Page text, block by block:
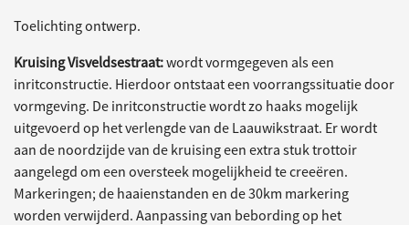
Toelichting ontwerp.
Kruising Visveldsestraat:wordt vormgegeven als een
inritconstructie. Hierdoor ontstaat een voorrangssituatie door
vormgeving. De inritconstructie wordt zo haaks mogelijk
uitgevoerd op het verlengde van de Laauwikstraat. Er wordt
aan de noordzijde van de kruising een extra stuk trottoir
aangelegd om een oversteek mogelijkheid te creeëren.
Markeringen; de haaienstanden en de 30km markering
worden verwijderd. Aanpassing van bebording op het